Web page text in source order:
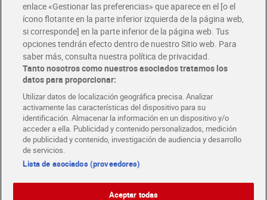
Folletos y Tiendas
Descubre las mejores ofertas y busca tu tienda más cercana
Tarjeta MaX Dia
Te devuelve hasta 8€/mes de tus compras.
¡Solicita tu tarjeta de crédito aquí!
COMER MEJOR CADA DIA
COLABORA CON DIA ABRE TU TIENDA DIA CORPORATE
enlace «Gestionar las preferencias» que aparece en el [o el
ícono flotante en la parte inferior izquierda de la página web,
si corresponde] en la parte inferior de la página web. Tus
opciones tendrán efecto dentro de nuestro Sitio web. Para
saber más, consulta nuestra política de privacidad.
Tanto nosotros como nuestros asociados tratamos los
datos para proporcionar:
Utilizar datos de localización geográfica precisa. Analizar
activamente las características del dispositivo para su
identificación. Almacenar la información en un dispositivo y/o
acceder a ella. Publicidad y contenido personalizados, medición
de publicidad y contenido, investigación de audiencia y desarrollo
de servicios.
Lista de asociados (proveedores)
Aceptar todas